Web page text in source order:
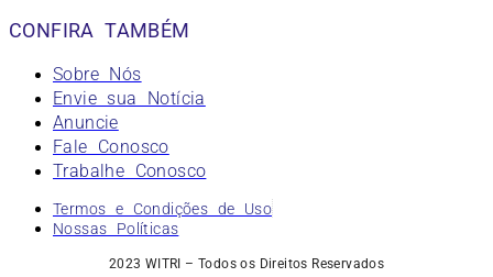
CONFIRA TAMBÉM
Sobre Nós
Envie sua Notícia
Anuncie
Fale Conosco
Trabalhe Conosco
Termos e Condições de Uso
Nossas Políticas
2023 WITRI – Todos os Direitos Reservados